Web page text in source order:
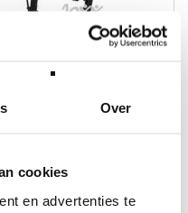
Over
cookies
en advertenties te